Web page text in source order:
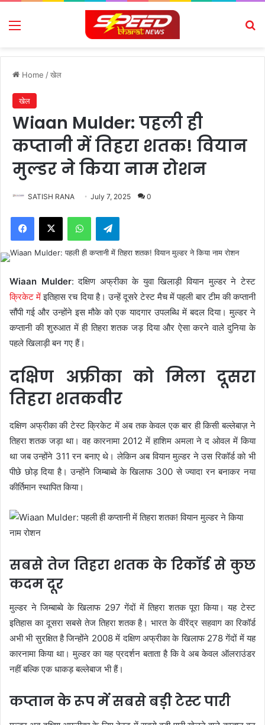
Menu
Home /खेल
खेल
Wiaan Mulder: पहली ही
कप्तानी में तिहरा शतक! वियान
मुल्डर ने किया नाम रोशन
SATISH RANA July 7, 2025 0
Facebook
X WhatsAppTelegram
Wiaan Mulder: दक्षिण अफ्रीका के युवा खिलाड़ी वियान मुल्डर ने टेस्ट
क्रिकेट मेंइतिहास रच दिया है। उन्हें दूसरे टेस्ट मैच में पहली बार टीम की कप्तानी
सौंपी गई और उन्होंने इस मौके को एक यादगार उपलब्धि में बदल दिया। मुल्डर ने
कप्तानी की शुरुआत में ही तिहरा शतक जड़ दिया और ऐसा करने वाले दुनिया के
पहले खिलाड़ी बन गए हैं।
दक्षिण अफ्रीका को मिला दूसरा
तिहरा शतकवीर
दक्षिण अफ्रीका की टेस्ट क्रिकेट में अब तक केवल एक बार ही किसी बल्लेबाज़ ने
तिहरा शतक जड़ा था। वह कारनामा 2012 में हाशिम अमला ने द ओवल में किया
था जब उन्होंने 311 रन बनाए थे। लेकिन अब वियान मुल्डर ने उस रिकॉर्ड को भी
पीछे छोड़ दिया है। उन्होंने जिम्बाब्वे के खिलाफ 300 से ज्यादा रन बनाकर नया
कीर्तिमान स्थापित किया।
सबसे तेज तिहरा शतक के रिकॉर्ड से कुछ
कदम दूर
मुल्डर ने जिम्बाब्वे के खिलाफ 297 गेंदों में तिहरा शतक पूरा किया। यह टेस्ट
इतिहास का दूसरा सबसे तेज तिहरा शतक है। भारत के वीरेंद्र सहवाग का रिकॉर्ड
अभी भी सुरक्षित है जिन्होंने 2008 में दक्षिण अफ्रीका के खिलाफ 278 गेंदों में यह
कारनामा किया था। मुल्डर का यह प्रदर्शन बताता है कि वे अब केवल ऑलराउंडर
नहीं बल्कि एक धाकड़ बल्लेबाज भी हैं।
कप्तान के रूप में सबसे बड़ी टेस्ट पारी